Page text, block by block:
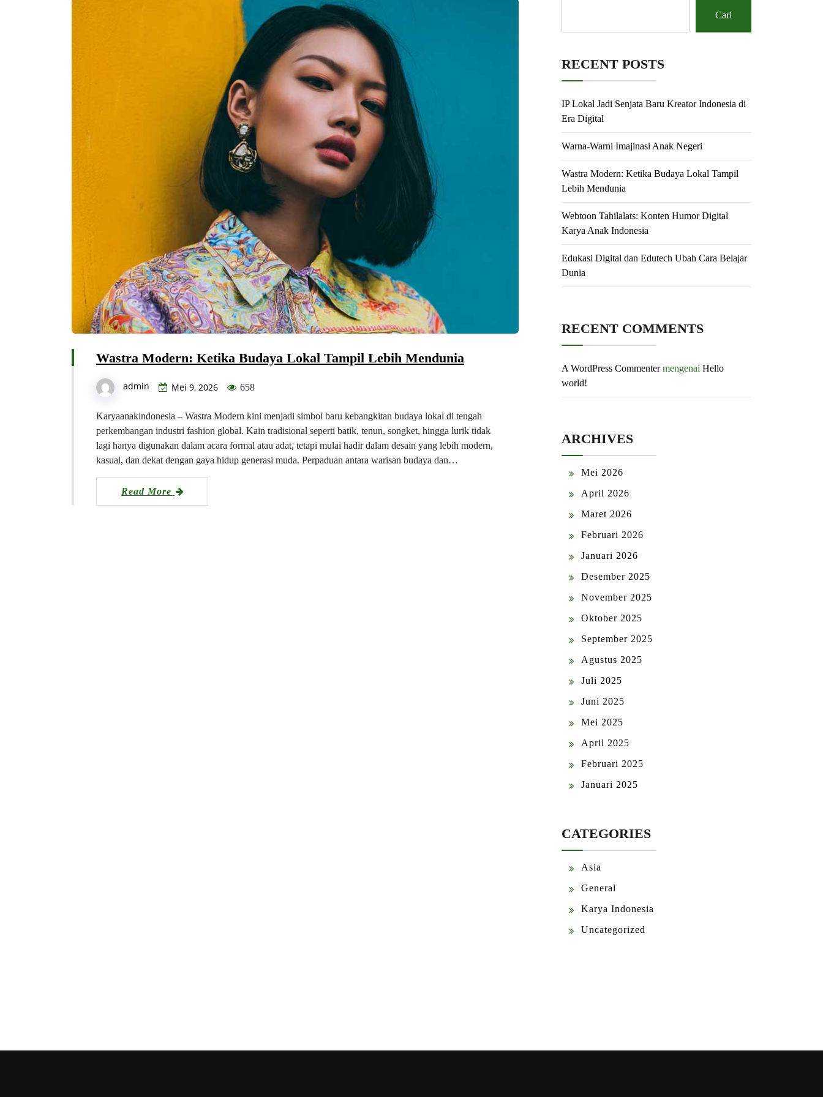
Wastra Modern: Ketika Budaya Lokal Tampil Lebih Mendunia
admin Mei 9, 2026 658
Karyaanakindonesia – Wastra Modern kini menjadi simbol baru kebangkitan budaya lokal di tengah
perkembangan industri fashion global. Kain tradisional seperti batik, tenun, songket, hingga lurik tidak
lagi hanya digunakan dalam acara formal atau adat, tetapi mulai hadir dalam desain yang lebih modern,
kasual, dan dekat dengan gaya hidup generasi muda. Perpaduan antara warisan budaya dan…
Read More
Cari
RECENT POSTS
IP Lokal Jadi Senjata Baru Kreator Indonesia di
Era Digital
Warna-Warni Imajinasi Anak Negeri
Wastra Modern: Ketika Budaya Lokal Tampil
Lebih Mendunia
Webtoon Tahilalats: Konten Humor Digital
Karya Anak Indonesia
Edukasi Digital dan Edutech Ubah Cara Belajar
Dunia
RECENT COMMENTS
A WordPress Commentermengenai Hello
world!
ARCHIVES
Mei 2026
April 2026
Maret 2026
Februari 2026
Januari 2026
Desember 2025
November 2025
Oktober 2025
September 2025
Agustus 2025
Juli 2025
Juni 2025
Mei 2025
April 2025
Februari 2025
Januari 2025
CATEGORIES
Asia
General
Karya Indonesia
Uncategorized